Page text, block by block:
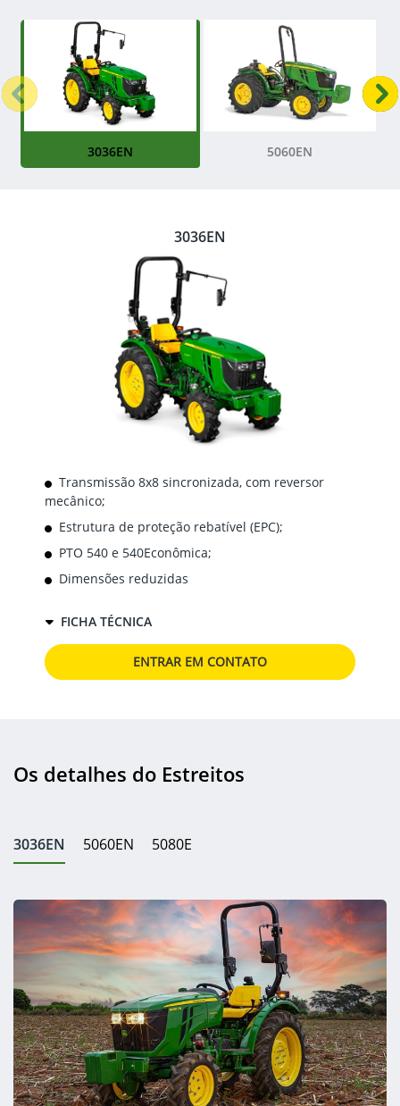
3036EN 5060EN
Anterior
3036EN
Transmissão 8x8 sincronizada, com reversor
mecânico;
Estrutura de proteção rebatível (EPC);
PTO 540 e 540Econômica;
Dimensões reduzidas
FICHA TÉCNICA
ENTRAR EM CONTATO
Os detalhes do Estreitos
3036EN 5060EN 5080E